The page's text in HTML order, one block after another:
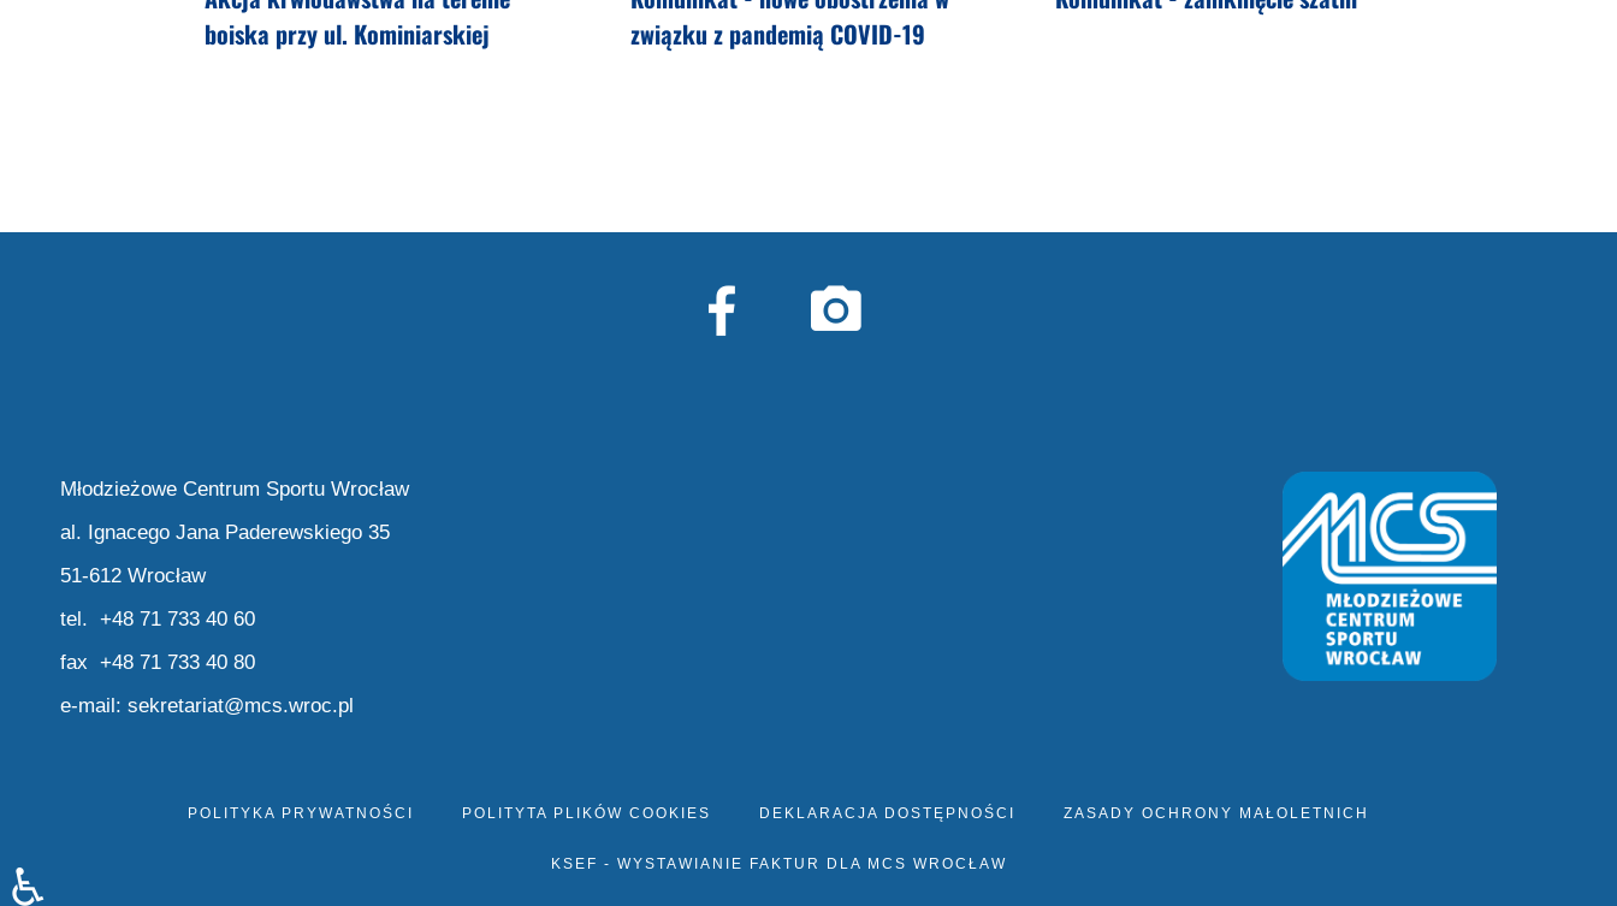
boiska przy ul. Kominiarskiej
związku z pandemią COVID-19
Młodzieżowe Centrum Sportu Wrocław
al. Ignacego Jana Paderewskiego 35
51-612 Wrocław
tel. +48 71 733 40 60
fax +48 71 733 40 80
e-mail: sekretariat@mcs.wroc.pl
POLITYKA PRYWATNOŚCI POLITYTA PLIKÓW COOKIES DEKLARACJA DOSTĘPNOŚCI ZASADY OCHRONY MAŁOLETNICH
KSEF - WYSTAWIANIE FAKTUR DLA MCS WROCŁAW